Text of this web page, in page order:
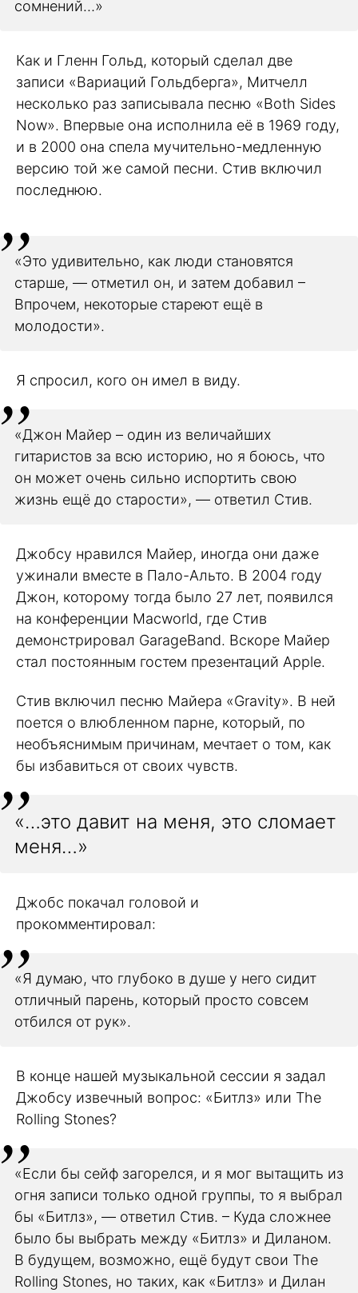
сомнений…»
Как и Гленн Гольд, который сделал две
записи «Вариаций Гольдберга», Митчелл
несколько раз записывала песню «Both Sides
Now». Впервые она исполнила её в 1969 году,
и в 2000 она спела мучительно-медленную
версию той же самой песни. Стив включил
последнюю.
«Это удивительно, как люди становятся
старше, — отметил он, и затем добавил –
Впрочем, некоторые стареют ещё в
молодости».
Я спросил, кого он имел в виду.
«Джон Майер – один из величайших
гитаристов за всю историю, но я боюсь, что
он может очень сильно испортить свою
жизнь ещё до старости», — ответил Стив.
Джобсу нравился Майер, иногда они даже
ужинали вместе в Пало-Альто. В 2004 году
Джон, которому тогда было 27 лет, появился
на конференции Macworld, где Стив
демонстрировал GarageBand. Вскоре Майер
стал постоянным гостем презентаций Apple.
Стив включил песню Майера «Gravity». В ней
поется о влюбленном парне, который, по
необъяснимым причинам, мечтает о том, как
бы избавиться от своих чувств.
«…это давит на меня, это сломает
меня…»
Джобс покачал головой и
прокомментировал:
«Я думаю, что глубоко в душе у него сидит
отличный парень, который просто совсем
отбился от рук».
В конце нашей музыкальной сессии я задал
Джобсу извечный вопрос: «Битлз» или The
Rolling Stones?
«Если бы сейф загорелся, и я мог вытащить из
огня записи только одной группы, то я выбрал
бы «Битлз», — ответил Стив. – Куда сложнее
было бы выбрать между «Битлз» и Диланом.
В будущем, возможно, ещё будут свои The
Rolling Stones, но таких, как «Битлз» и Дилан